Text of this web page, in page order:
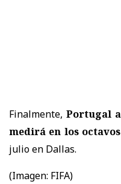
Finalmente, Portugal
medirá en los
julio en Dallas.
(Imagen: FIFA)